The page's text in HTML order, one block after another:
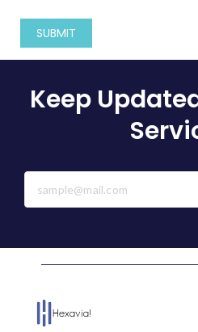
Keep